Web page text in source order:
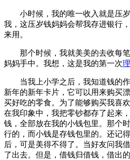
小时候，我的唯一收入就是压岁
我，这压岁钱妈妈会帮我存进银行
来用。
那个时候，我就美美的去收每笔
妈妈手中。我想，这是我的第一次
当我上小学之后，我知道钱的作
新年的新年卡片，它可以用来购买
买好吃的零食。为了能够购买我喜
在我印象中，我把零钞都存了起来
钱，全部放在我的小钱包里。那个
行的，而小钱是存钱包里的。还记
后，可是美得不得了。当好友问我
了出去。但是，借钱归借钱，借出